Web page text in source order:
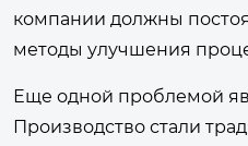
компании должны
методы улучшения
Еще одной проблемой
Производство стали